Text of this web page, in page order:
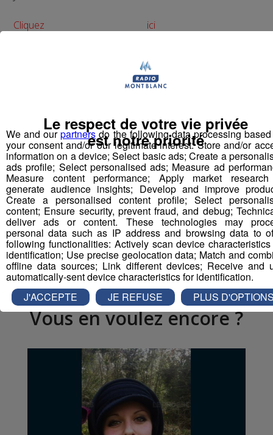
Cliquez ici
Partager sur Facebook
Partager sur Twitter
Vous en voulez encore ?
We and ourpartnersdo the following data processing
your consent and/or our legitimate interest: Store and/or
information on a device; Select basic ads; Create a
ads profile; Select personalised ads; Measure ad
Measure content performance; Apply market
generate audience insights; Develop and improve
Create a personalised content profile; Select
content; Ensure security, prevent fraud, and debug;
deliver ads or content. These technologies may
personal data such as IP address and browsing data to
following functionalities: Actively scan device
identification; Use precise geolocation data; Match and
offline data sources; Link different devices; Receive and
automatically-sent device characteristics for identification.
Le respect de votre vie privée
est notre priorité
J'ACCEPTE JE REFUSE PLUS